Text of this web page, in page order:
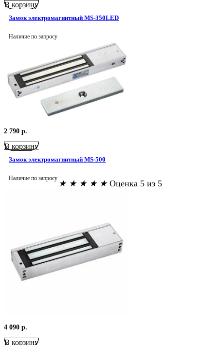
В корзину
Замок электромагнитный MS-350LED
Наличие по запросу
2 790 р.
В корзину
Замок электромагнитный MS-500
Наличие по запросу
★ ★ ★ ★ ★ Оценка 5 из 5
4 090 р.
В корзину